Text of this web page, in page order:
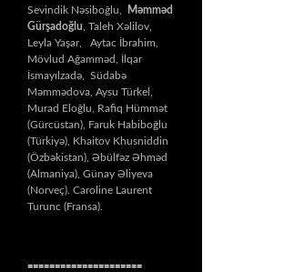
Sevindik Nəsiboğlu,
Məmməd
Gürşadoğlu , Taleh Xəlilov,
Leyla Yaşar, Aytac İbrahim,
Mövlud Ağamməd, İlqar
İsmayılzadə, Südabə
Məmmədova, Aysu Türkel,
Murad Eloğlu, Rafiq Hümmət
(Gürcüstan), Faruk Habiboğlu
(Türkiyə), Khaitov Khusniddin
(Özbəkistan), Əbülfəz Əhməd
(Almaniya), Günay Əliyeva
(Norveç). Caroline Laurent
Turunc (Fransa).
=====================